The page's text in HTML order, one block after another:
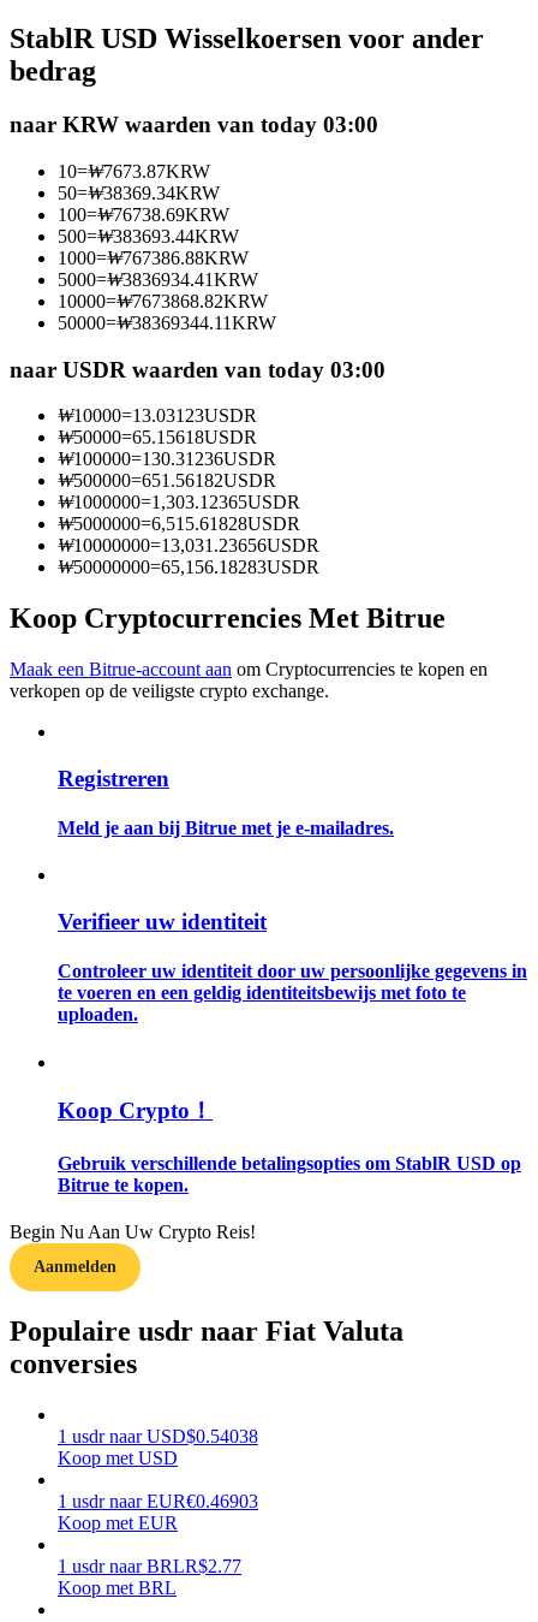
Word een Copy Trader
Geniet van winstdeling en copy trading commissies
Informatie
Big data-analyse inclusief handelsinformatie, enz.
Gids
Futures-startgids
Leer hoe u winstgevend kunt blijven
Verdienen
Macht varkentje
StablR USD Wisselkoersen voor ander
bedrag
naar KRW waarden van today 03:00
10=₩7673.87KRW
50=₩38369.34KRW
100=₩76738.69KRW
500=₩383693.44KRW
1000=₩767386.88KRW
5000=₩3836934.41KRW
10000=₩7673868.82KRW
50000=₩38369344.11KRW
naar USDR waarden van today 03:00
₩10000=13.03123USDR
₩50000=65.15618USDR
₩100000=130.31236USDR
₩500000=651.56182USDR
₩1000000=1,303.12365USDR
₩5000000=6,515.61828USDR
₩10000000=13,031.23656USDR
₩50000000=65,156.18283USDR
Koop Cryptocurrencies Met Bitrue
Maak een Bitrue-account aan om Cryptocurrencies te kopen en
verkopen op de veiligste crypto exchange.
Registreren
Meld je aan bij Bitrue met je e-mailadres.
Verifieer uw identiteit
Controleer uw identiteit door uw persoonlijke gegevens in
te voeren en een geldig identiteitsbewijs met foto te
uploaden.
Koop Crypto！
Gebruik verschillende betalingsopties om StablR USD op
Bitrue te kopen.
Begin Nu Aan Uw Crypto Reis!
Aanmelden
Populaire usdr naar Fiat Valuta
conversies
1 usdr naar USD$0.54038
Koop met USD
1 usdr naar EUR€0.46903
Koop met EUR
1 usdr naar BRLR$2.77
Koop met BRL